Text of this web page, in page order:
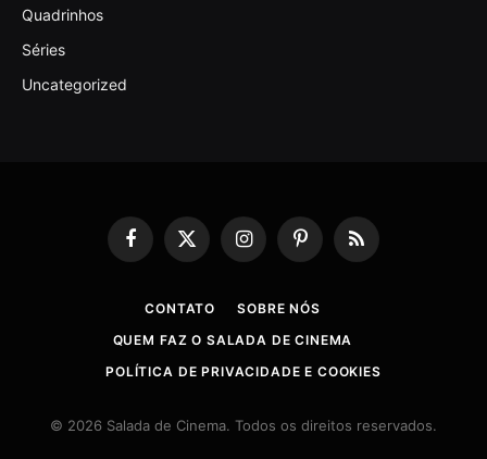
Quadrinhos
Séries
Uncategorized
Facebook
X
InstagramPinterestRSS
CONTATO
SOBRE NÓS
QUEM FAZ O SALADA DE CINEMA
POLÍTICA DE PRIVACIDADE E COOKIES
© 2026 Salada de Cinema. Todos os direitos reservados.